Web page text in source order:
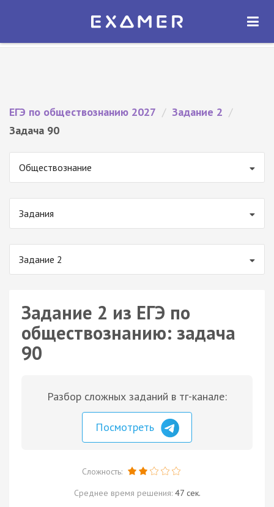
Экзамер — ЕГЭ 2027
ОТКРЫТЬ
ЕГЭ по обществознанию 2027 / Задание 2 /
Задача 90
Обществознание
Задания
Задание 2
Задание 2 из ЕГЭ по
обществознанию: задача
90
Разбор сложных заданий в тг-канале:
Посмотреть
Сложность:
Среднее время решения: 47 сек.